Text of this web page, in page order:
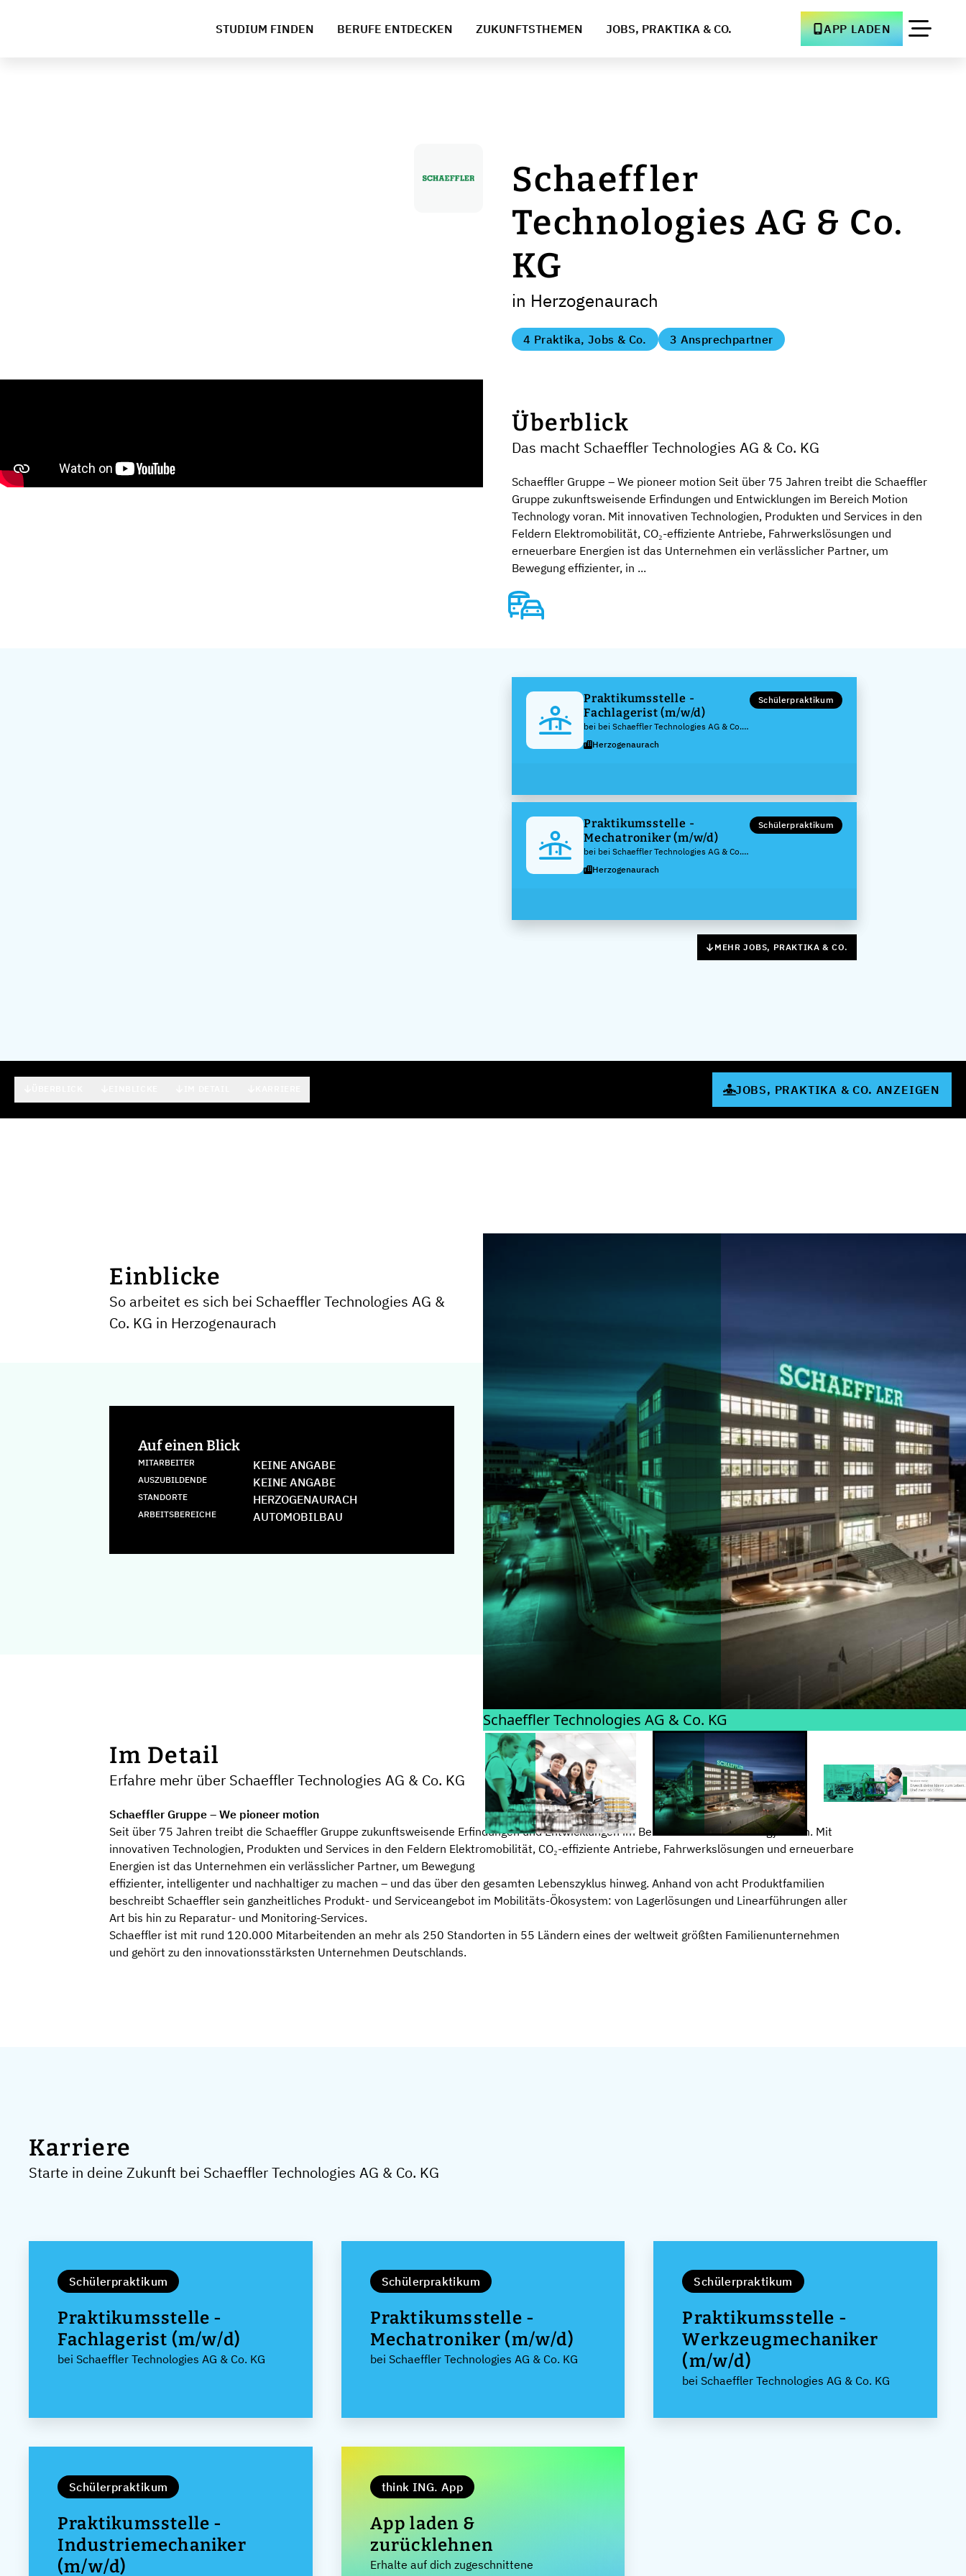
STUDIUM FINDEN BERUFE ENTDECKEN ZUKUNFTSTHEMEN JOBS, PRAKTIKA & CO. APP LADEN
Schaeffler
Technologies AG & Co.
KG
in Herzogenaurach
4 Praktika, Jobs & Co. 3 Ansprechpartner
Überblick
Das macht Schaeffler Technologies AG & Co. KG
Schaeffler Gruppe – We pioneer motion Seit über 75 Jahren treibt die Schaeffler
Gruppe zukunftsweisende Erfindungen und Entwicklungen im Bereich Motion
Technology voran. Mit innovativen Technologien, Produkten und Services in den
Feldern Elektromobilität, CO₂-effiziente Antriebe, Fahrwerkslösungen und
erneuerbare Energien ist das Unternehmen ein verlässlicher Partner, um
Bewegung effizienter, in ...
Praktikumsstelle -
Fachlagerist (m/w/d)
bei bei Schaeffler Technologies AG & Co.
KG
Schülerpraktikum
Herzogenaurach
Praktikumsstelle -
Mechatroniker (m/w/d)
bei bei Schaeffler Technologies AG & Co.
KG
Schülerpraktikum
Herzogenaurach
MEHR JOBS, PRAKTIKA & CO.
JOBS, PRAKTIKA & CO. ANZEIGEN
Einblicke
So arbeitet es sich bei Schaeffler Technologies AG &
Co. KG in Herzogenaurach
© SCHAEFFLER TECHNOLOGIES AG & CO. KG
Schaeffler Technologies AG & Co. KG
Auf einen Blick
MITARBEITER KEINE ANGABE
AUSZUBILDENDE KEINE ANGABE
STANDORTE HERZOGENAURACH
ARBEITSBEREICHE AUTOMOBILBAU
Im Detail
Erfahre mehr über Schaeffler Technologies AG & Co. KG
Schaeffler Gruppe – We pioneer motion
Seit über 75 Jahren treibt die Schaeffler Gruppe zukunftsweisende Erfindungen und Entwicklungen im Bereich Motion Technology voran. Mit
innovativen Technologien, Produkten und Services in den Feldern Elektromobilität, CO₂-effiziente Antriebe, Fahrwerkslösungen und erneuerbare
Energien ist das Unternehmen ein verlässlicher Partner, um Bewegung
effizienter, intelligenter und nachhaltiger zu machen – und das über den gesamten Lebenszyklus hinweg. Anhand von acht Produktfamilien
beschreibt Schaeffler sein ganzheitliches Produkt- und Serviceangebot im Mobilitäts-Ökosystem: von Lagerlösungen und Linearführungen aller
Art bis hin zu Reparatur- und Monitoring-Services.
Schaeffler ist mit rund 120.000 Mitarbeitenden an mehr als 250 Standorten in 55 Ländern eines der weltweit größten Familienunternehmen
und gehört zu den innovationsstärksten Unternehmen Deutschlands.
Karriere
Starte in deine Zukunft bei Schaeffler Technologies AG & Co. KG
Schülerpraktikum
Praktikumsstelle -
Fachlagerist (m/w/d)
bei Schaeffler Technologies AG & Co. KG
Schülerpraktikum
Praktikumsstelle -
Mechatroniker (m/w/d)
bei Schaeffler Technologies AG & Co. KG
Schülerpraktikum
Praktikumsstelle -
Werkzeugmechaniker
(m/w/d)
bei Schaeffler Technologies AG & Co. KG
Schülerpraktikum
Praktikumsstelle -
Industriemechaniker
(m/w/d)
think ING. App
App laden &
zurücklehnen
Erhalte auf dich zugeschnittene